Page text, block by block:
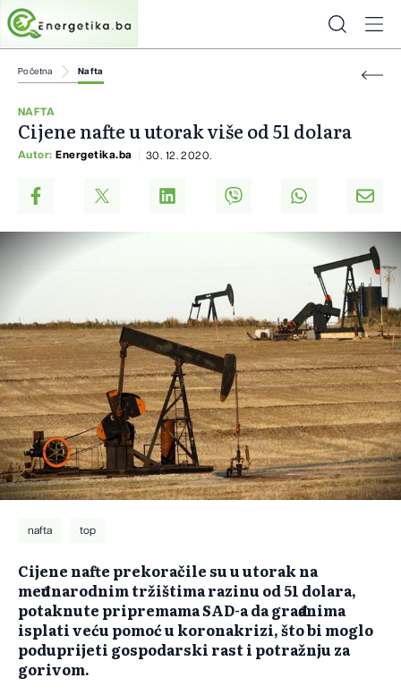
Početna Nafta
NAFTA
Cijene nafte u utorak više od 51 dolara
Autor: Energetika.ba 30. 12. 2020.
nafta top
Cijene nafte prekoračile su u utorak na
međunarodnim tržištima razinu od 51 dolara,
potaknute pripremama SAD-a da građanima
isplati veću pomoć u koronakrizi, što bi moglo
poduprijeti gospodarski rast i potražnju za
gorivom.